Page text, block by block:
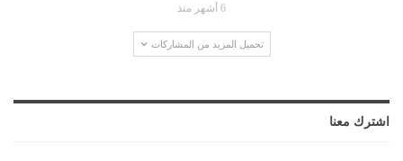
6 أشهر منذ
تحميل المزيد من المشاركات
اشترك معنا